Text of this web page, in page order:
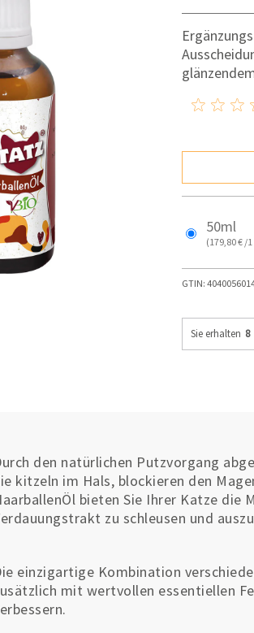
50ml
(179,80 € /1
GTIN:
Sie erhalten 8
den natürlichen Putzvorgang
kitzeln im Hals, blockieren den
bieten Sie Ihrer Katze die
zu schleusen und
einzigartige Kombination
mit wertvollen essentiellen